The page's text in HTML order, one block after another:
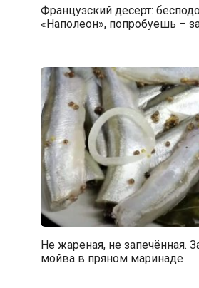
Французский десерт:
«Наполеон», попробуешь –
Не жареная, не запечённая.
мойва в пряном маринаде